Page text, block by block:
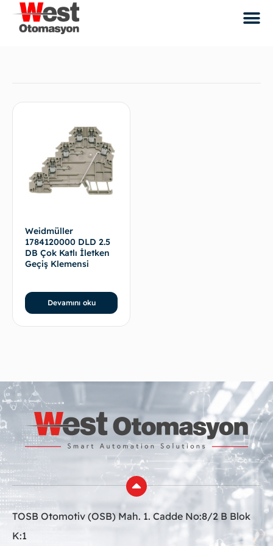
Weidmüller
1784120000 DLD 2.5
DB Çok Katlı İletken
Geçiş Klemensi
Devamını oku
TOSB Otomotiv (OSB) Mah. 1. Cadde No:8/2 B Blok
K:1